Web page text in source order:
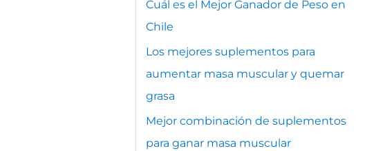
Cuál es el Mejor Ganador de Peso en
Chile
Los mejores suplementos para
aumentar masa muscular y quemar
grasa
Mejor combinación de suplementos
para ganar masa muscular